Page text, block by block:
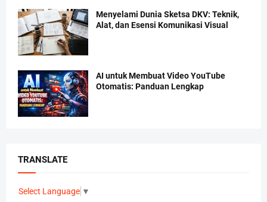
Menyelami Dunia Sketsa DKV: Teknik,
Alat, dan Esensi Komunikasi Visual
AI untuk Membuat Video YouTube
Otomatis: Panduan Lengkap
TRANSLATE
Select Language ▼